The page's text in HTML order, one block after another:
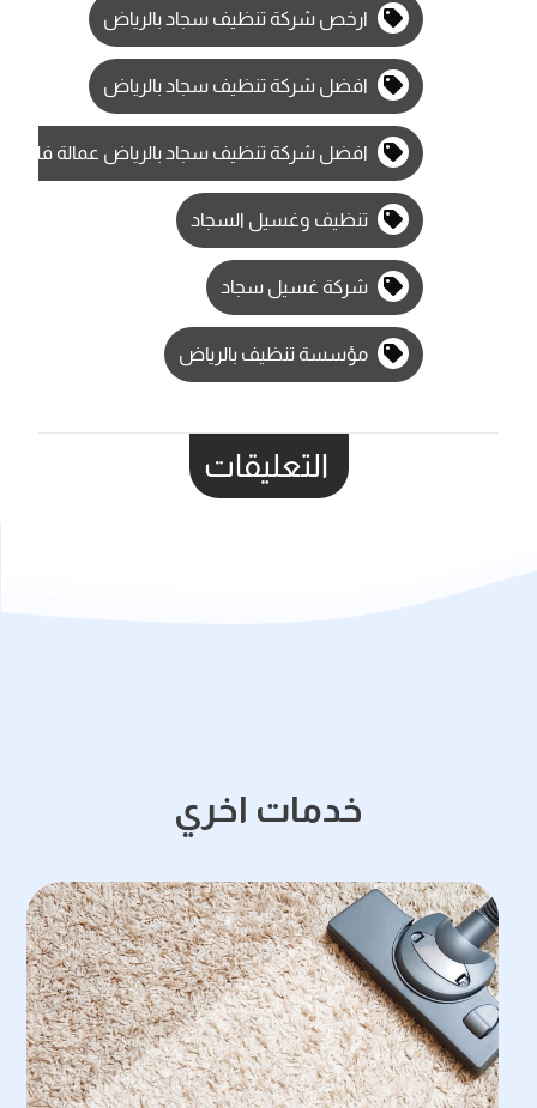
ارخص شركة تنظيف سجاد بالرياض
افضل شركة تنظيف سجاد بالرياض
افضل شركة تنظيف سجاد بالرياض عمالة فلبينية
تنظيف وغسيل السجاد
شركة غسيل سجاد
مؤسسة تنظيف بالرياض
التعليقات
خدمات اخري